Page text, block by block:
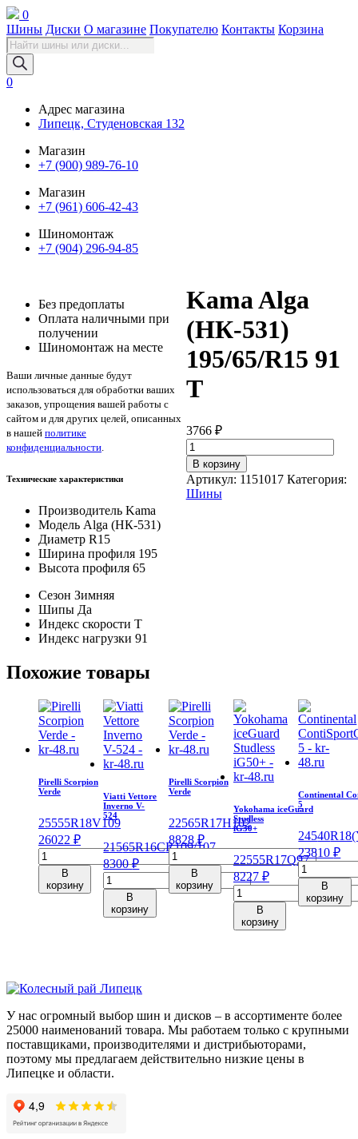
0
Шины Диски О магазине Покупателю Контакты Корзина
Поиск
товаров
0
Адрес магазина
Липецк, Студеновская 132
Магазин
+7 (900) 989-76-10
Магазин
+7 (961) 606-42-43
Шиномонтаж
+7 (904) 296-94-85
Kama Alga
(НК-531)
195/65/R15 91
T
3766 ₽
Количество
товара
Kama
Alga
(НК-531)
В корзину
Артикул: 1151017 Категория:
Шины
Без предоплаты
Оплата наличными при
получении
Шиномонтаж на месте
Ваши личные данные будут
использоваться для обработки ваших
заказов, упрощения вашей работы с
сайтом и для других целей, описанных
в нашей политике
конфиденциальности.
Технические характеристики
Производитель Kama
Модель Alga (НК-531)
Диаметр R15
Ширина профиля 195
Высота профиля 65
Сезон Зимняя
Шипы Да
Индекс скорости T
Индекс нагрузки 91
Похожие товары
Pirelli Scorpion
Verde
25555R18V109
26022 ₽
Количество
товара
Pirelli
Scorpion
В
корзину
Viatti Vettore
Inverno V-
524
21565R16CR109/107
8300₽
Количество
товара
Viatti
Vettore
109/107
В
корзину
Pirelli Scorpion
Verde
22565R17H102
8828₽
Количество
товара
Pirelli
Scorpion
В
корзину
Yokohama iceGuard
Studless
iG50+
22555R17Q97
8227 ₽
Количество
товара
Yokohama
iceGuard
В
корзину
Continental
5
24540R18
23810₽
товара
Continental
В
корзину
У нас огромный выбор шин и дисков – в ассортименте более
25000 наименований товара. Мы работаем только с крупными
поставщиками, производителями и дистрибьюторами,
поэтому мы предлагаем действительно низкие цены в
Липецке и области.